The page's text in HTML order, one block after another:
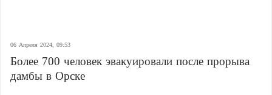
06 Апреля 2024, 09:53
Более 700 человек эвакуировали после прорыва
дамбы в Орске